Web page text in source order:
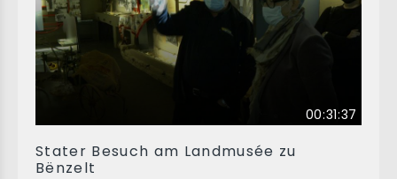
00:31:37
Stater Besuch am Landmusée zu
Bënzelt